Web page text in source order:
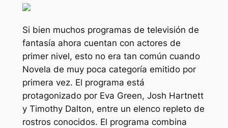
Si bien muchos programas de televisión de
fantasía ahora cuentan con actores de
primer nivel, esto no era tan común cuando
Novela de muy poca categoría emitido por
primera vez. El programa está
protagonizado por Eva Green, Josh Hartnett
y Timothy Dalton, entre un elenco repleto de
rostros conocidos. El programa combina